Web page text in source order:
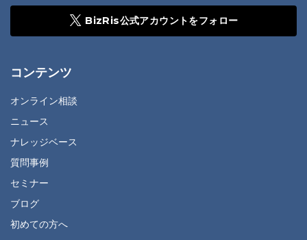
BizRis公式アカウントをフォロー
コンテンツ
オンライン相談
ニュース
ナレッジベース
質問事例
セミナー
ブログ
初めての方へ